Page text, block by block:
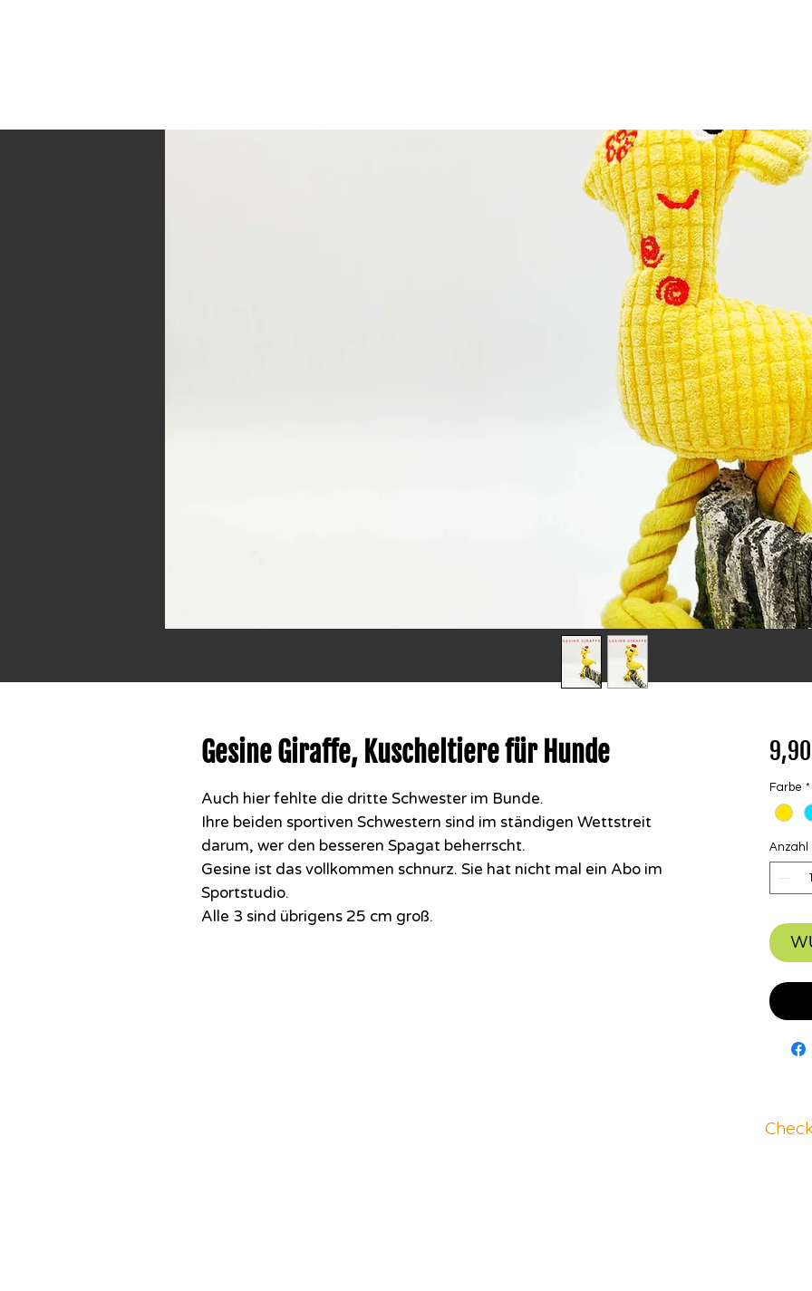
Gesine Giraffe, Kuscheltiere für Hunde
Auch hier fehlte die dritte Schwester im Bunde.
Ihre beiden sportiven Schwestern sind im ständigen Wettstreit
darum, wer den besseren Spagat beherrscht.
Gesine ist das vollkommen schnurz. Sie hat nicht mal ein Abo im
Sportstudio.
Alle 3 sind übrigens 25 cm groß.
Farbe *
Anzahl